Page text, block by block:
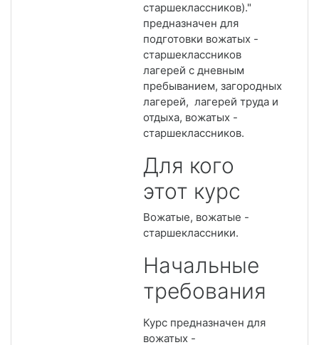
старшеклассников)."
предназначен для
подготовки вожатых -
старшеклассников
лагерей с дневным
пребыванием, загородных
лагерей, лагерей труда и
отдыха, вожатых -
старшеклассников.
Для кого
этот курс
Вожатые, вожатые -
старшеклассники.
Начальные
требования
Курс предназначен для
вожатых -